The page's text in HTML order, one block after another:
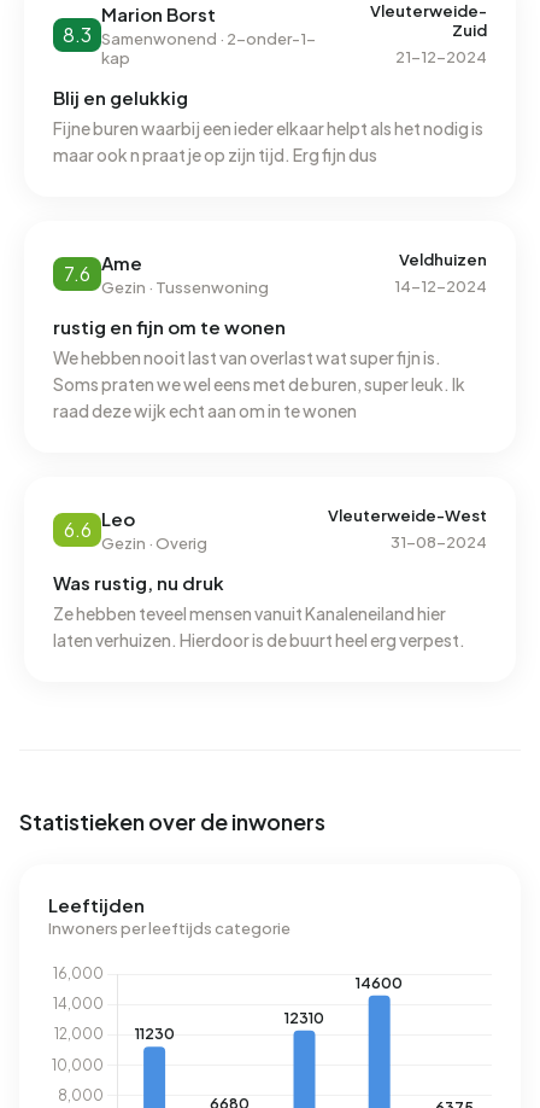
om te doen.
8.3
Marion Borst
Samenwonend · 2-onder-1-
kap
Vleuterweide-
Zuid
21-12-2024
Blij en gelukkig
Fijne buren waarbij een ieder elkaar helpt als het nodig is
maar ook n praatje op zijn tijd. Erg fijn dus
7.6 Ame
Gezin · Tussenwoning
Veldhuizen
14-12-2024
rustig en fijn om te wonen
We hebben nooit last van overlast wat super fijn is.
Soms praten we wel eens met de buren, super leuk. Ik
raad deze wijk echt aan om in te wonen
6.6 Leo
Gezin · Overig
Vleuterweide-West
31-08-2024
Was rustig, nu druk
Ze hebben teveel mensen vanuit Kanaleneiland hier
laten verhuizen. Hierdoor is de buurt heel erg verpest.
Statistieken over de inwoners
Leeftijden
Inwoners per leeftijds categorie